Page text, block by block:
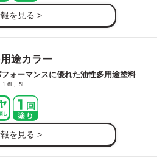
を見る >
途カラー
フォーマンスに優れた油性多用途塗料
1.6L、5L
を見る >